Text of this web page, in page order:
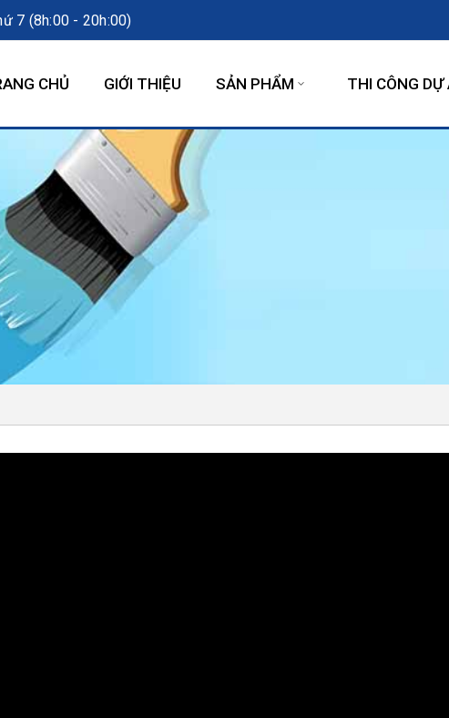
7 (8h:00 - 20h:00)
CHỦ GIỚI THIỆU SẢN PHẨM THI CÔNG DỰ
VIDEOS - CLIPS